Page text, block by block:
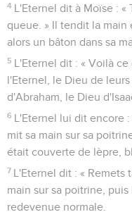
4 L'Eternel dit à Moïse : «
queue. » Il tendit la main
alors un bâton dans sa
5 L'Eternel dit : « Voilà
l'Eternel, le Dieu de
d'Abraham, le Dieu
6 L'Eternel lui dit encore
mit sa main sur sa
était couverte de lèpre,
7 L'Eternel dit : « Remets
main sur sa poitrine,
redevenue normale.